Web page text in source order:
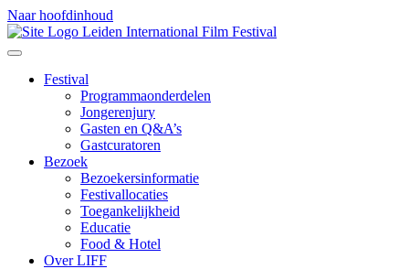
Naar hoofdinhoud
Festival
Programmaonderdelen
Jongerenjury
Gasten en Q&A’s
Gastcuratoren
Bezoek
Bezoekersinformatie
Festivallocaties
Toegankelijkheid
Educatie
Food & Hotel
Over LIFF